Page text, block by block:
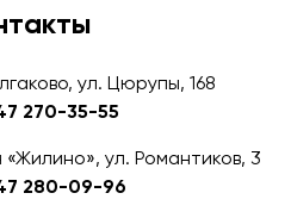
ул. Цюрупы, 168
270-35-55
ул. Романтиков, 3
280-09-96